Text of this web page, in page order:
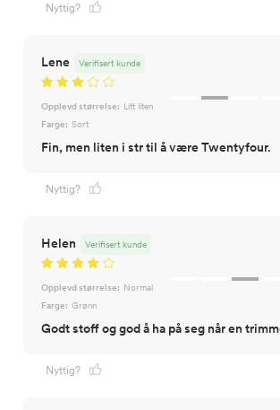
Nyttig?
Lene Verifisert kunde
Opplevd størrelse: Litt liten
Farge: Sort
Fin, men liten i str til å være Twentyfour.
Nyttig?
Helen Verifisert kunde
Opplevd størrelse: Normal
Farge: Grønn
Godt stoff og god å ha på seg når en
Nyttig?